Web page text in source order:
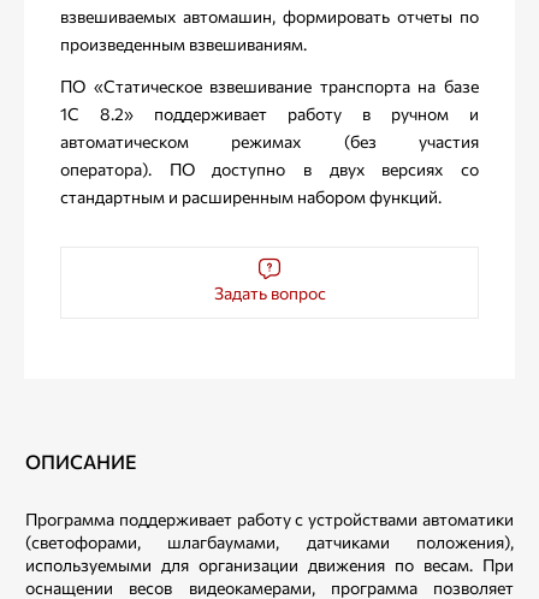
взвешиваемых автомашин, формировать отчеты по
произведенным взвешиваниям.
ПО «Статическое взвешивание транспорта на базе
1С 8.2» поддерживает работу в ручном и
автоматическом режимах (без участия
оператора). ПО доступно в двух версиях со
стандартным и расширенным набором функций.
Задать вопрос
ОПИСАНИЕ
Программа поддерживает работу с устройствами автоматики
(светофорами, шлагбаумами, датчиками положения),
используемыми для организации движения по весам. При
оснащении весов видеокамерами, программа позволяет